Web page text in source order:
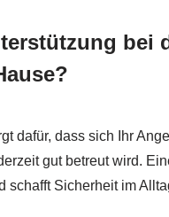
bei
dafür, dass sich Ihr
gut betreut wird.
schafft Sicherheit im